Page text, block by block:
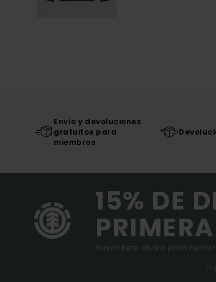
Envío y devoluciones
gratuitos para
miembros
15% DE
Suscríbete ahora para